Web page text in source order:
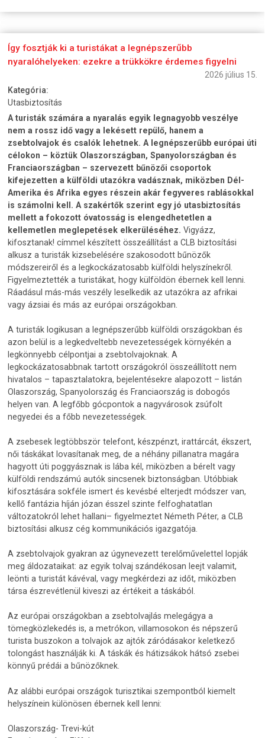
Így fosztják ki a turistákat a legnépszerűbb
nyaralóhelyeken: ezekre a trükkökre érdemes figyelni
2026 július 15.
Kategória:
Utasbiztosítás
A turisták számára a nyaralás egyik legnagyobb veszélye
nem a rossz idő vagy a lekésett repülő, hanem a
zsebtolvajok és csalók lehetnek. A legnépszerűbb európai úti
célokon – köztük Olaszországban, Spanyolországban és
Franciaországban – szervezett bűnözői csoportok
kifejezetten a külföldi utazókra vadásznak, miközben Dél-
Amerika és Afrika egyes részein akár fegyveres rablásokkal
is számolni kell. A szakértők szerint egy jó utasbiztosítás
mellett a fokozott óvatosság is elengedhetetlen a
kellemetlen meglepetések elkerüléséhez. Vigyázz,
kifosztanak! címmel készített összeállítást a CLB biztosítási
alkusz a turisták kizsebelésére szakosodott bűnözők
módszereiről és a legkockázatosabb külföldi helyszínekről.
Figyelmeztették a turistákat, hogy külföldön ébernek kell lenni.
Ráadásul más-más veszély leselkedik az utazókra az afrikai
vagy ázsiai és más az európai országokban.
A turisták logikusan a legnépszerűbb külföldi országokban és
azon belül is a legkedveltebb nevezetességek környékén a
legkönnyebb célpontjai a zsebtolvajoknak. A
legkockázatosabbnak tartott országokról összeállított nem
hivatalos – tapasztalatokra, bejelentésekre alapozott – listán
Olaszország, Spanyolország és Franciaország is dobogós
helyen van. A legfőbb gócpontok a nagyvárosok zsúfolt
negyedei és a főbb nevezetességek.
A zsebesek legtöbbször telefont, készpénzt, irattárcát, ékszert,
női táskákat lovasítanak meg, de a néhány pillanatra magára
hagyott úti poggyásznak is lába kél, miközben a bérelt vagy
külföldi rendszámú autók sincsenek biztonságban. Utóbbiak
kifosztására sokféle ismert és kevésbé elterjedt módszer van,
kellő fantázia híján józan ésszel szinte felfoghatatlan
változatokról lehet hallani– figyelmeztet Németh Péter, a CLB
biztosítási alkusz cég kommunikációs igazgatója.
A zsebtolvajok gyakran az úgynevezett terelőművelettel lopják
meg áldozataikat: az egyik tolvaj szándékosan leejt valamit,
leönti a turistát kávéval, vagy megkérdezi az időt, miközben
társa észrevétlenül kiveszi az értékeit a táskából.
Az európai országokban a zsebtolvajlás melegágya a
tömegközlekedés is, a metrókon, villamosokon és népszerű
turista buszokon a tolvajok az ajtók záródásakor keletkező
tolongást használják ki. A táskák és hátizsákok hátsó zsebei
könnyű prédái a bűnözőknek.
Az alábbi európai országok turisztikai szempontból kiemelt
helyszínein különösen ébernek kell lenni:
Olaszország- Trevi-kút